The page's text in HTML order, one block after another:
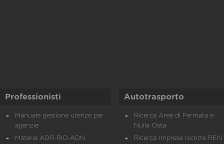
Professionisti
Manuale gestione utenze per
agenzie
Materia ADR-RID-ADN
Autotrasporto
Ricerca Aree di Fermata e
Nulla Osta
Ricerca Imprese Iscritte REN